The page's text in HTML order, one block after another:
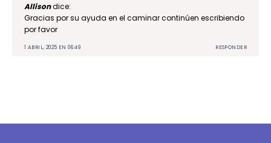
Allisondice:
Gracias por su ayuda en el caminar continúen escribiendo
por favor
1 ABRIL, 2025 EN 06:49 RESPONDER